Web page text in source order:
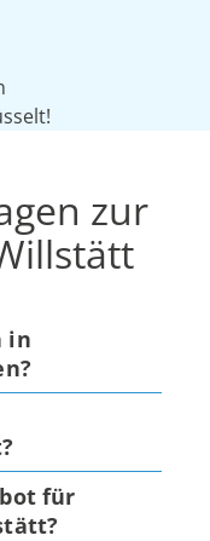
zur
in
für